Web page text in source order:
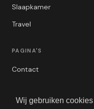
Wij gebruiken
Slaapkamer
Travel
PAGINA'S
Contact
Algemene Voorwaarden